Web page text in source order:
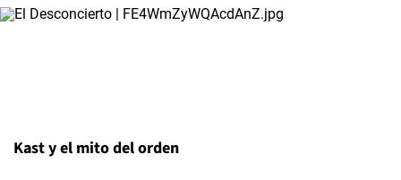
Kast y el mito del orden